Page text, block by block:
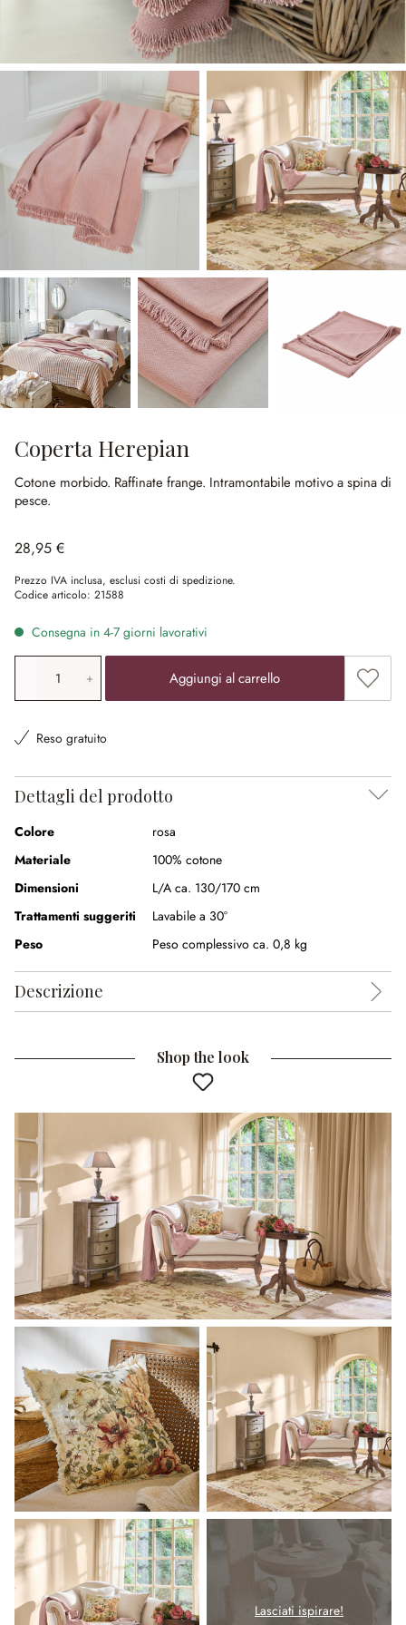
Coperta Herepian
Cotone morbido. Raffinate frange. Intramontabile motivo a spina di
pesce.
28,95 €
Prezzo IVA inclusa, esclusi costi di spedizione.
Codice articolo: 21588
Consegna in 4-7 giorni lavorativi
Quantità prodotto: inserisci il valore desiderato o
Aggiungi al carrello
Reso gratuito
Dettagli del prodotto
Colore
rosa
Materiale
100% cotone
Dimensioni
L/A ca. 130/170 cm
Trattamenti suggeriti
Lavabile a 30°
Peso
Peso complessivo ca. 0,8 kg
Descrizione
Shop the look
Lasciati ispirare!